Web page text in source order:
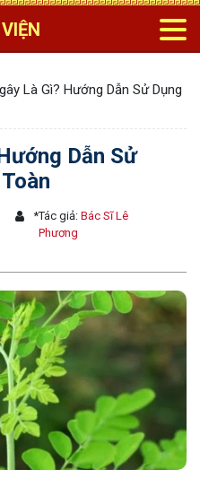
Là Gì? Hướng Dẫn Sử Dụng
Dẫn Sử
*Tác giả:Bác Sĩ Lê
Phương